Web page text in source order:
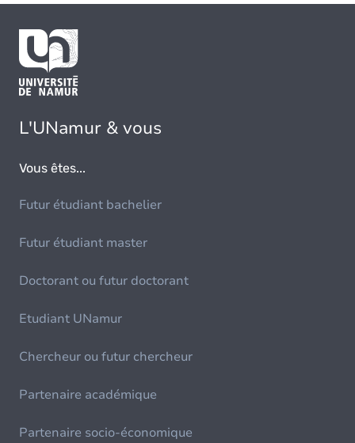
L'UNamur & vous
Vous êtes...
Futur étudiant bachelier
Futur étudiant master
Doctorant ou futur doctorant
Etudiant UNamur
Chercheur ou futur chercheur
Partenaire académique
Partenaire socio-économique